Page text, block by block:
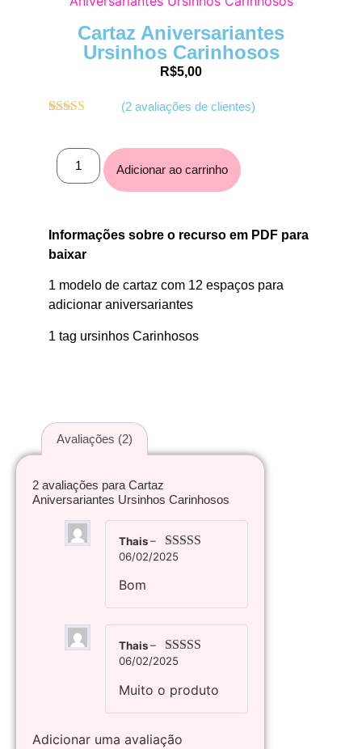
Cartaz Aniversariantes
Ursinhos Carinhosos
R$5,00
5, com
baseado em
avaliações de
(2 avaliações de clientes)
Adicionar ao carrinho
Informações sobre o recurso em PDF para
baixar
1 modelo de cartaz com 12 espaços para
adicionar aniversariantes
1 tag ursinhos Carinhosos
Avaliações (2)
2 avaliações para Cartaz
Aniversariantes Ursinhos Carinhosos
Avaliação
Thais–
06/02/2025
Bom
Avaliação
Thais–
06/02/2025
Muito o produto
Adicionar uma avaliação